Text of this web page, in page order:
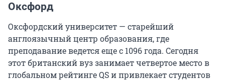
Оксфорд
Оксфордский университет — старейший
англоязычный центр образования, где
преподавание ведется еще с 1096 года. Сегодня
этот британский вуз занимает четвертое место в
глобальном рейтинге QS и привлекает студентов